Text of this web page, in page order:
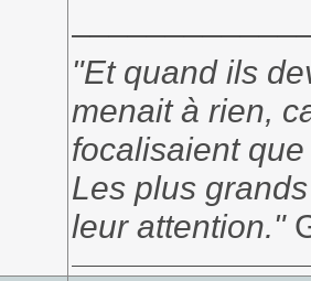
"Et quand ils
menait à rien,
focalisaient
Les plus
leur attention."